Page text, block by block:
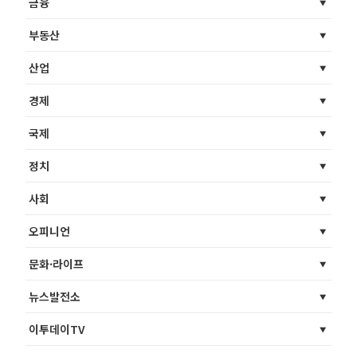
부동산
산업
경제
국제
정치
사회
오피니언
문화·라이프
뉴스발전소
이투데이TV